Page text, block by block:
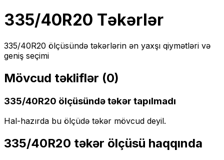
335/40R20 Təkərlər
335/40R20 ölçüsündə təkərlərin ən yaxşı qiymətləri və
geniş seçimi
Mövcud təkliflər (0)
335/40R20 ölçüsündə təkər tapılmadı
Hal-hazırda bu ölçüdə təkər mövcud deyil.
335/40R20 təkər ölçüsü haqqında